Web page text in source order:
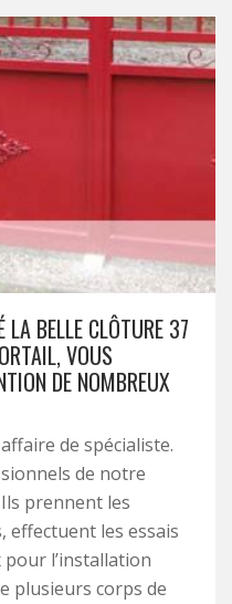
LA BELLE CLÔTURE 37
VOUS
DE NOMBREUX
de spécialiste.
de notre
prennent les
effectuent les essais
l’installation
plusieurs corps de